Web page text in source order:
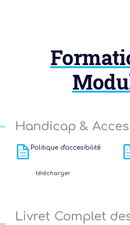
Handicap &
Politique d'accesibilité
télécharger
Livret Complet